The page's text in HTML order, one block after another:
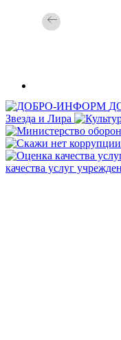
Звезда и Лира
качества услуг